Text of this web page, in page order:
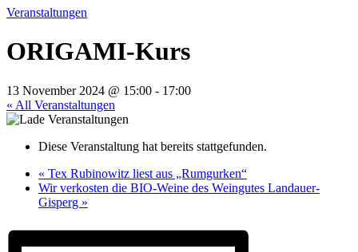
Veranstaltungen
ORIGAMI-Kurs
13 November 2024 @ 15:00 - 17:00
« All Veranstaltungen
Diese Veranstaltung hat bereits stattgefunden.
« Tex Rubinowitz liest aus „Rumgurken“
Wir verkosten die BIO-Weine des Weingutes Landauer-
Gisperg »